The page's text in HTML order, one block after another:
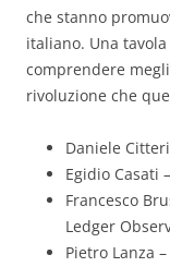
che stanno
italiano. Una
comprendere
rivoluzione che
Daniele
Egidio Casati
Francesco
Ledger
Pietro Lanza